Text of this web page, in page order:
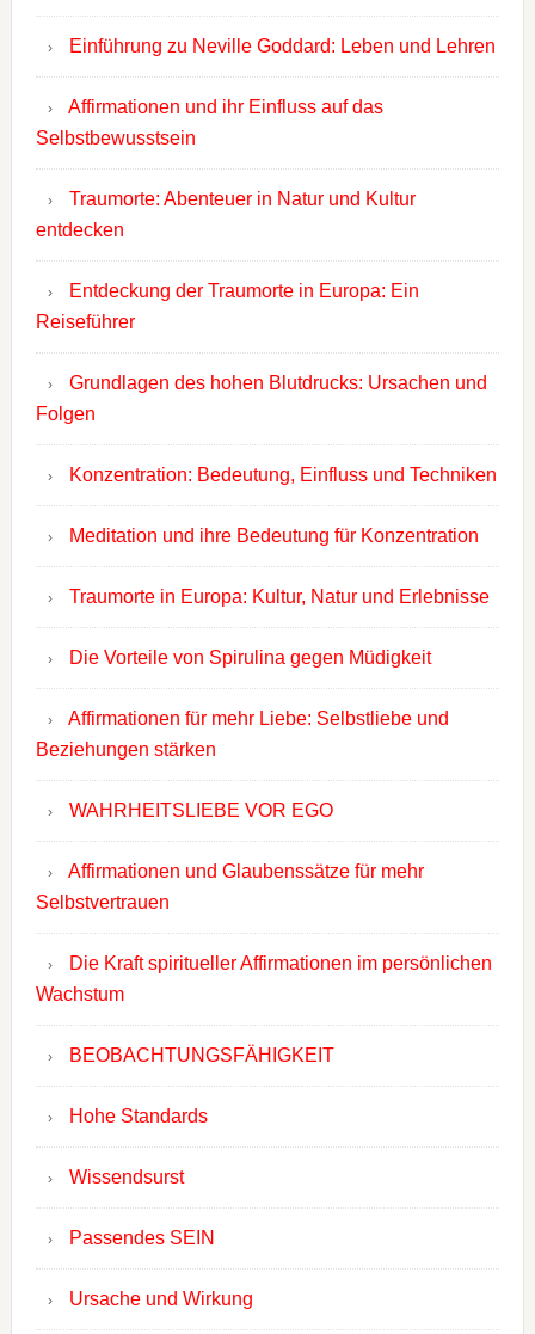
Einführung zu Neville Goddard: Leben und Lehren
Affirmationen und ihr Einfluss auf das
Selbstbewusstsein
Traumorte: Abenteuer in Natur und Kultur
entdecken
Entdeckung der Traumorte in Europa: Ein
Reiseführer
Grundlagen des hohen Blutdrucks: Ursachen und
Folgen
Konzentration: Bedeutung, Einfluss und Techniken
Meditation und ihre Bedeutung für Konzentration
Traumorte in Europa: Kultur, Natur und Erlebnisse
Die Vorteile von Spirulina gegen Müdigkeit
Affirmationen für mehr Liebe: Selbstliebe und
Beziehungen stärken
WAHRHEITSLIEBE VOR EGO
Affirmationen und Glaubenssätze für mehr
Selbstvertrauen
Die Kraft spiritueller Affirmationen im persönlichen
Wachstum
BEOBACHTUNGSFÄHIGKEIT
Hohe Standards
Wissendsurst
Passendes SEIN
Ursache und Wirkung